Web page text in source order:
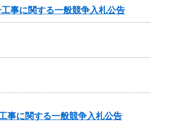
事に関する一般競争入札公告
事に関する一般競争入札公告